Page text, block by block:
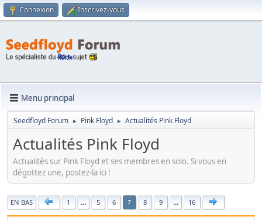
Connexion Inscrivez-vous
Menu principal
Seedfloyd Forum ► Pink Floyd ► Actualités Pink Floyd
Actualités Pink Floyd
Actualités sur Pink Floyd et ses membres en solo. Si vous en
dégottez une, postez-la ici !
|
EN BAS 1 ... 5 6 7 8 9 ... 16